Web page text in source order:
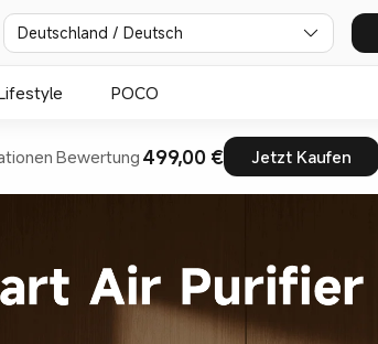
Deutschland / Deutsch
POCO
Bewertung 499,00 € Jetzt Kaufen